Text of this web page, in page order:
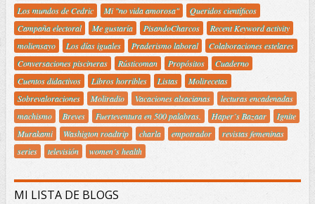
Los mundos de Cedric
Mi "no vida amorosa"
Queridos científicos
Campaña electoral
Me gustaría PisandoCharcos
Recent Keyword activity
moliensayo
Los días iguales Praderismo laboral
Colaboraciones estelares
Conversaciones piscineras
Rústicoman Propósitos
Cuaderno
Cuentos didactivos
Libros horribles Listas
Molirecetas
Sobrevaloraciones
Moliradio Vacaciones alsacianas
lecturas encadenadas
machismo
Breves Fuerteventura en 500 palabras. Haper´s Bazaar
Ignite
Murakami
Washigton roadtrip charla empotrador
revistas femeninas
series
televisión women´s health
MI LISTA DE BLOGS